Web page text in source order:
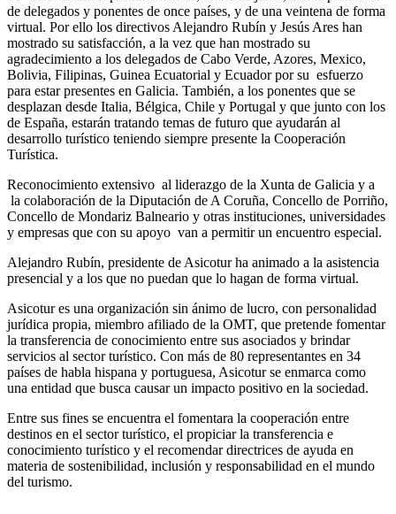
de delegados y ponentes de once países, y de una veintena de forma
virtual. Por ello los directivos Alejandro Rubín y Jesús Ares han
mostrado su satisfacción, a la vez que han mostrado su
agradecimiento a los delegados de Cabo Verde, Azores, Mexico,
Bolivia, Filipinas, Guinea Ecuatorial y Ecuador por su esfuerzo
para estar presentes en Galicia. También, a los ponentes que se
desplazan desde Italia, Bélgica, Chile y Portugal y que junto con los
de España, estarán tratando temas de futuro que ayudarán al
desarrollo turístico teniendo siempre presente la Cooperación
Turística.
Reconocimiento extensivo al liderazgo de la Xunta de Galicia y a
la colaboración de la Diputación de A Coruña, Concello de Porriño,
Concello de Mondariz Balneario y otras instituciones, universidades
y empresas que con su apoyo van a permitir un encuentro especial.
Alejandro Rubín, presidente de Asicotur ha animado a la asistencia
presencial y a los que no puedan que lo hagan de forma virtual.
Asicotur es una organización sin ánimo de lucro, con personalidad
jurídica propia, miembro afiliado de la OMT, que pretende fomentar
la transferencia de conocimiento entre sus asociados y brindar
servicios al sector turístico. Con más de 80 representantes en 34
países de habla hispana y portuguesa, Asicotur se enmarca como
una entidad que busca causar un impacto positivo en la sociedad.
Entre sus fines se encuentra el fomentara la cooperación entre
destinos en el sector turístico, el propiciar la transferencia e
conocimiento turístico y el recomendar directrices de ayuda en
materia de sostenibilidad, inclusión y responsabilidad en el mundo
del turismo.